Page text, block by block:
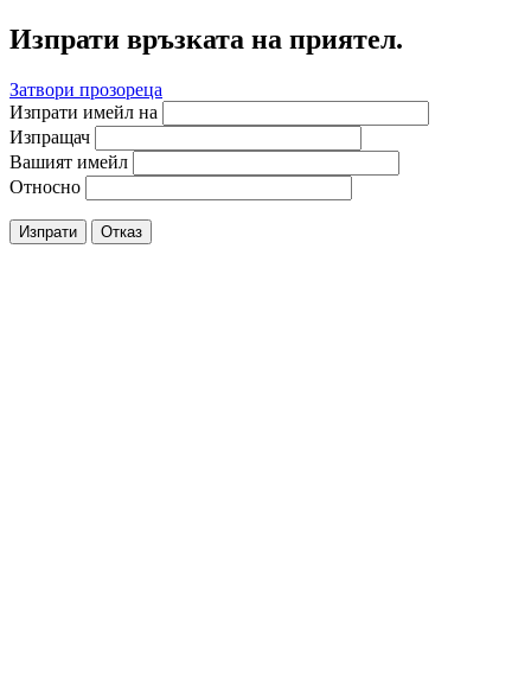
Изпрати връзката на приятел.
Затвори прозореца
Изпрати имейл на
Изпращач
Вашият имейл
Относно
Изпрати Отказ